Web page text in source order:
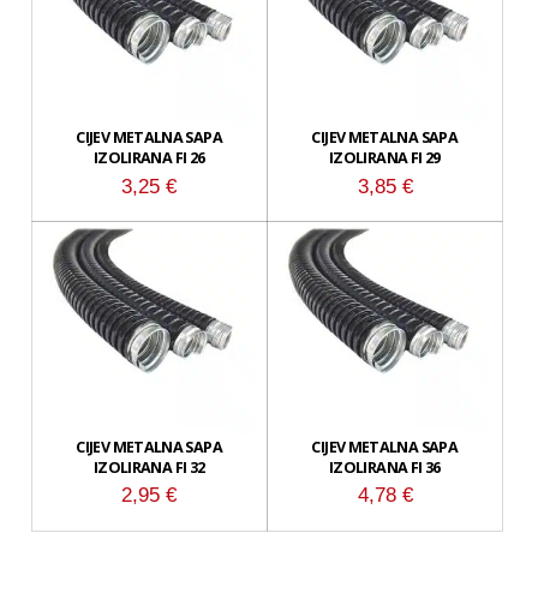
CIJEV METALNA SAPA
IZOLIRANA FI 26
3,25€
CIJEV METALNA SAPA
IZOLIRANA FI 29
3,85 €
CIJEV METALNA SAPA
IZOLIRANA FI 32
2,95€
CIJEV METALNA SAPA
IZOLIRANA FI 36
4,78 €